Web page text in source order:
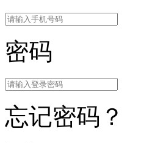
密码
忘记密码？